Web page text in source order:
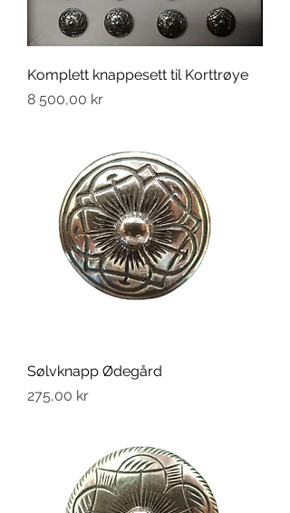
Komplett knappesett til Korttrøye
Pris
8 500,00 kr
Sølvknapp Ødegård
Pris
275,00 kr